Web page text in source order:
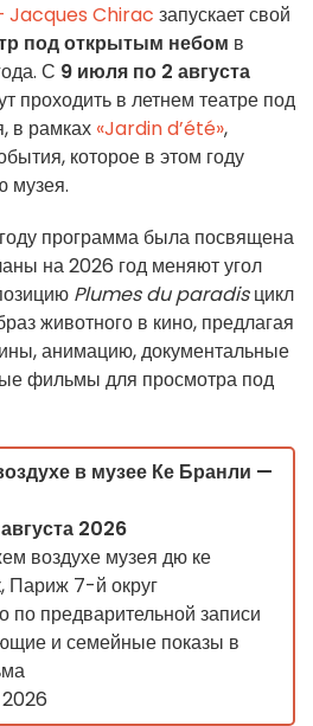
Jacques Chirac запускает свой
под открытым небом в
С 9 июля по 2 августа
проходить в летнем театре под
в рамках «Jardin d’été»,
которое в этом году
музея.
программа была посвящена
на 2026 год меняют угол
Plumes du paradisцикл
животного в кино, предлагая
анимацию, документальные
фильмы для просмотра под
в музее Ке Бранли —
2026
воздухе музея дю ке
7-й округ
по предварительной записи
и семейные показы в
2026